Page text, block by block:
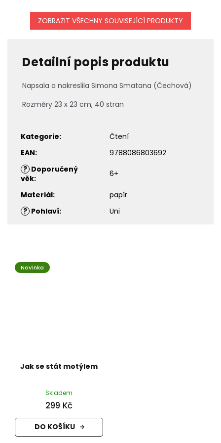
ZOBRAZIT VŠECHNY SOUVISEJÍCÍ PRODUKTY
Detailní popis produktu
Napsala a nakreslila Simona Smatana (Čechová)
Rozměry 23 x 23 cm, 40 stran
Kategorie:
Čtení
EAN:
9788086803692
? Doporučený
věk: 6+
Materiál:
papír
? Pohlaví: Uni
Novinka
Jak se stát motýlem
Skladem
299 Kč
DO KOŠÍKU